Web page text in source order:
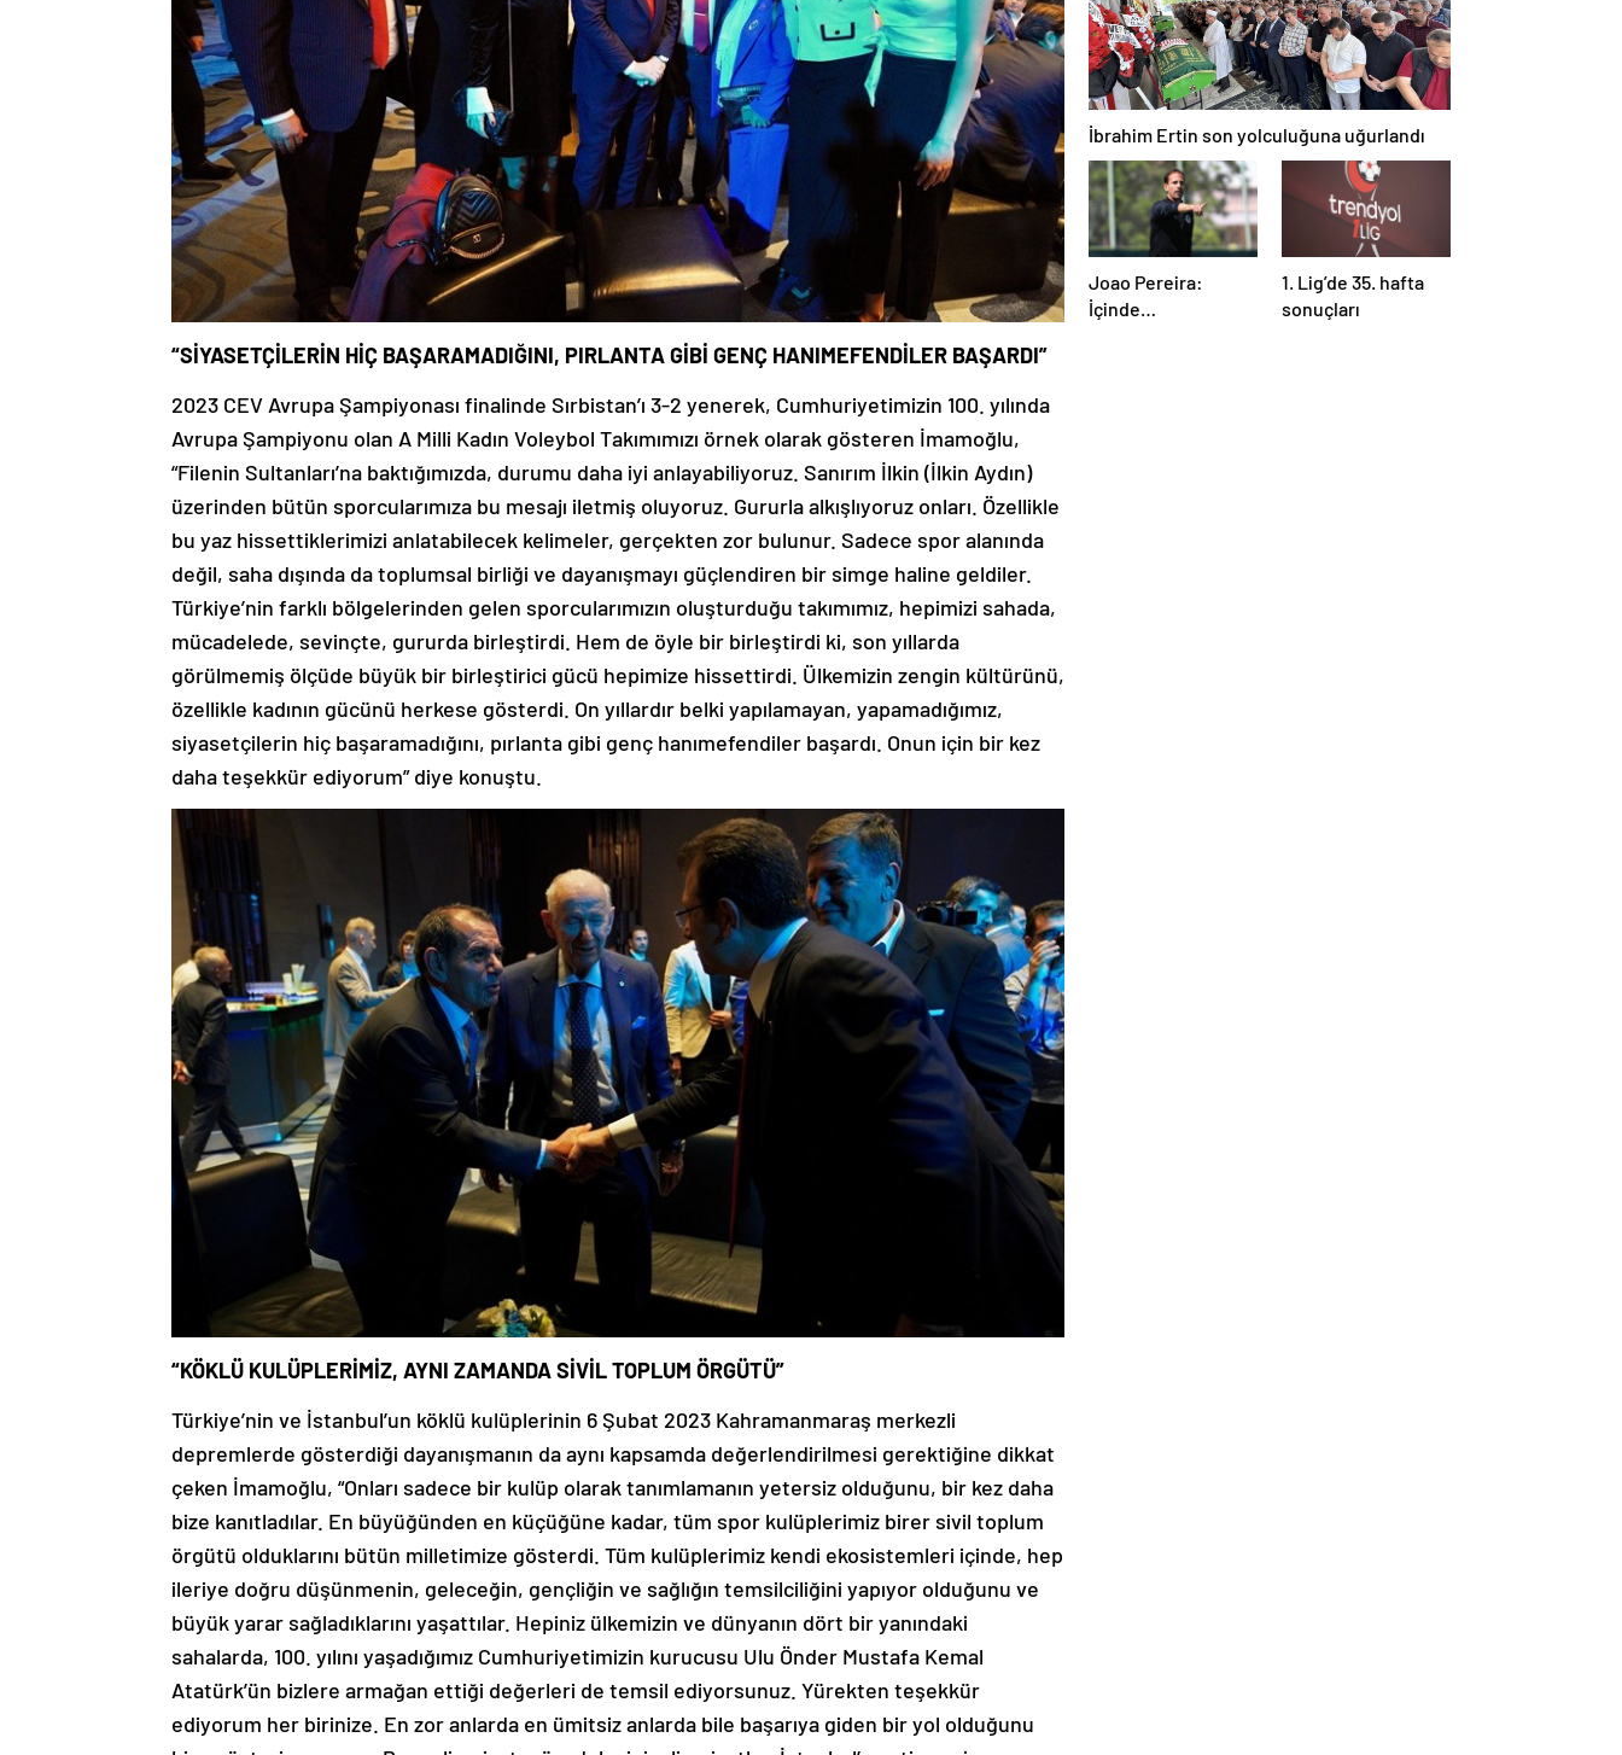
Avrupa Şampiyonu olan A Milli Kadın Voleybol Takımımızı örnek olarak gösteren İmamoğlu,
“Filenin Sultanları’na baktığımızda, durumu daha iyi anlayabiliyoruz. Sanırım İlkin (İlkin Aydın)
üzerinden bütün sporcularımıza bu mesajı iletmiş oluyoruz. Gururla alkışlıyoruz onları. Özellikle
bu yaz hissettiklerimizi anlatabilecek kelimeler, gerçekten zor bulunur. Sadece spor alanında
değil, saha dışında da toplumsal birliği ve dayanışmayı güçlendiren bir simge haline geldiler.
Türkiye’nin farklı bölgelerinden gelen sporcularımızın oluşturduğu takımımız, hepimizi sahada,
mücadelede, sevinçte, gururda birleştirdi. Hem de öyle bir birleştirdi ki, son yıllarda
görülmemiş ölçüde büyük bir birleştirici gücü hepimize hissettirdi. Ülkemizin zengin kültürünü,
özellikle kadının gücünü herkese gösterdi. On yıllardır belki yapılamayan, yapamadığımız,
siyasetçilerin hiç başaramadığını, pırlanta gibi genç hanımefendiler başardı. Onun için bir kez
daha teşekkür ediyorum” diye konuştu.
depremlerde gösterdiği dayanışmanın da aynı kapsamda değerlendirilmesi gerektiğine dikkat
çeken İmamoğlu, “Onları sadece bir kulüp olarak tanımlamanın yetersiz olduğunu, bir kez daha
bize kanıtladılar. En büyüğünden en küçüğüne kadar, tüm spor kulüplerimiz birer sivil toplum
örgütü olduklarını bütün milletimize gösterdi. Tüm kulüplerimiz kendi ekosistemleri içinde, hep
ileriye doğru düşünmenin, geleceğin, gençliğin ve sağlığın temsilciliğini yapıyor olduğunu ve
büyük yarar sağladıklarını yaşattılar. Hepiniz ülkemizin ve dünyanın dört bir yanındaki
sahalarda, 100. yılını yaşadığımız Cumhuriyetimizin kurucusu Ulu Önder Mustafa Kemal
Atatürk’ün bizlere armağan ettiği değerleri de temsil ediyorsunuz. Yürekten teşekkür
ediyorum her birinize. En zor anlarda en ümitsiz anlarda bile başarıya giden bir yol olduğunu
bize gösteriyorsunuz. Ben, olimpiyat mücadelesini, olimpiyatları İstanbul’a getirmeyi ve
İbrahim Ertin son yolculuğuna uğurlandı
Joao Pereira:
İçinde
bulunduğumuz
1. Lig’de 35. hafta
sonuçları